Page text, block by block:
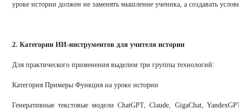
уроке истории должен не заменять мышление ученика, а создавать
2. Категории ИИ-инструментов для учителя истории
Для практического применения выделим три группы технологий:
Категория Примеры Функция на уроке истории
Генеративные текстовые модели ChatGPT, Claude, GigaChat,